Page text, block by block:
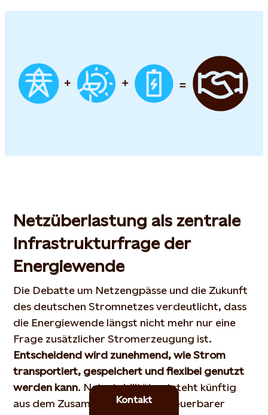
Netzüberlastung als zentrale
Infrastrukturfrage der
Energiewende
Die Debatte um Netzengpässe und die Zukunft
des deutschen Stromnetzes verdeutlicht, dass
die Energiewende längst nicht mehr nur eine
Frage zusätzlicher Stromerzeugung ist.
Entscheidend wird zunehmend, wie Strom
transportiert, gespeichert und flexibel genutzt
werden kann. Netzstabilität entsteht künftig
aus dem Zusammenspiel von erneuerbarer
Kontakt